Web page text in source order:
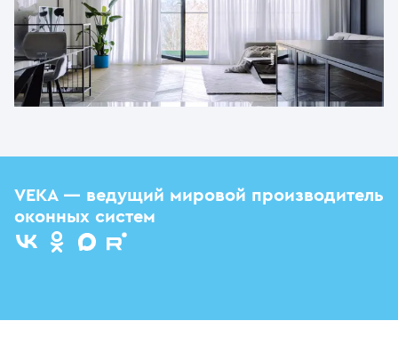
VEKA — ведущий мировой производитель
оконных систем